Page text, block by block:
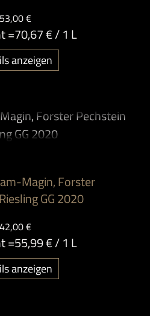
53,00 €
=70,67 €/ 1 L
anzeigen
Magin, Forster
GG 2020
42,00 €
=55,99 €/ 1 L
anzeigen